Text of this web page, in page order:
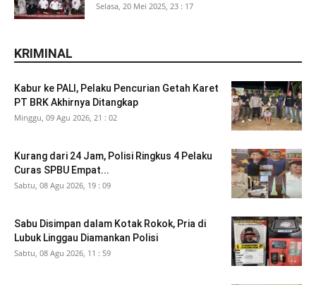
Selasa, 20 Mei 2025, 23 : 17
KRIMINAL
Kabur ke PALI, Pelaku Pencurian Getah Karet
PT BRK Akhirnya Ditangkap
Minggu, 09 Agu 2026, 21 : 02
Kurang dari 24 Jam, Polisi Ringkus 4 Pelaku
Curas SPBU Empat...
Sabtu, 08 Agu 2026, 19 : 09
Sabu Disimpan dalam Kotak Rokok, Pria di
Lubuk Linggau Diamankan Polisi
Sabtu, 08 Agu 2026, 11 : 59